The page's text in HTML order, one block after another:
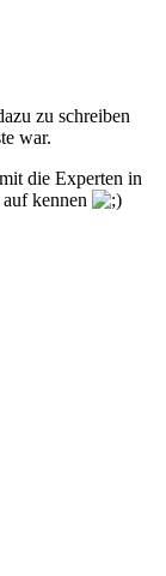
zu schreiben
war.
die Experten in
kennen